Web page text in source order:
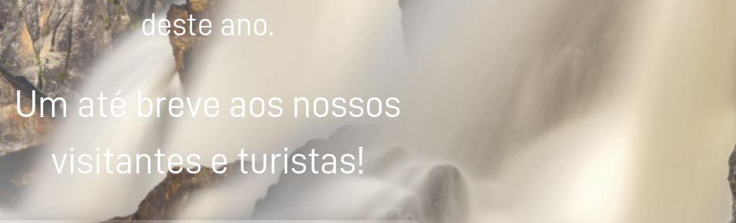
deste ano.
Um até breve aos nossos
visitantes e turistas!